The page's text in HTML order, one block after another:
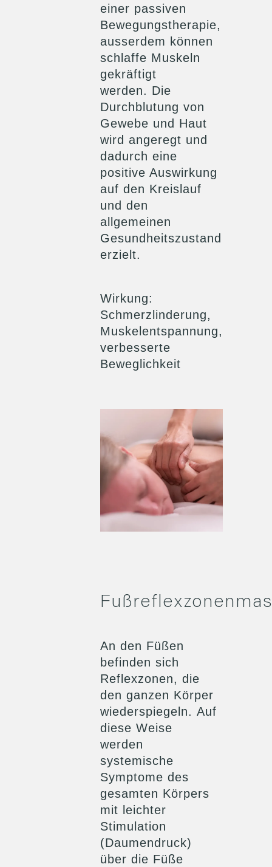
einer passiven
Bewegungstherapie,
ausserdem können
schlaffe Muskeln
gekräftigt
werden. Die
Durchblutung von
Gewebe und Haut
wird angeregt und
dadurch eine
positive Auswirkung
auf den Kreislauf
und den
allgemeinen
Gesundheitszustand
erzielt.
Wirkung:
Schmerzlinderung,
Muskelentspannung,
verbesserte
Beweglichkeit
An den Füßen
befinden sich
Reflexzonen, die
den ganzen Körper
wiederspiegeln. Auf
diese Weise
werden
systemische
Symptome des
gesamten Körpers
mit leichter
Stimulation
(Daumendruck)
über die Füße